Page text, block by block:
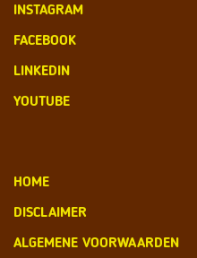
INSTAGRAM
FACEBOOK
LINKEDIN
YOUTUBE
HOME
DISCLAIMER
ALGEMENE VOORWAARDEN